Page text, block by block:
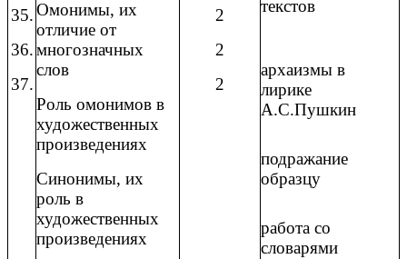
35.
36.
37.
Омонимы, их
отличие от
многозначных
слов
Роль омонимов в
художественных
произведениях
Синонимы, их
роль в
художественных
произведениях
2
2
2
текстов
архаизмы в
лирике
А.С.Пушкин
подражание
образцу
работа со
словарями